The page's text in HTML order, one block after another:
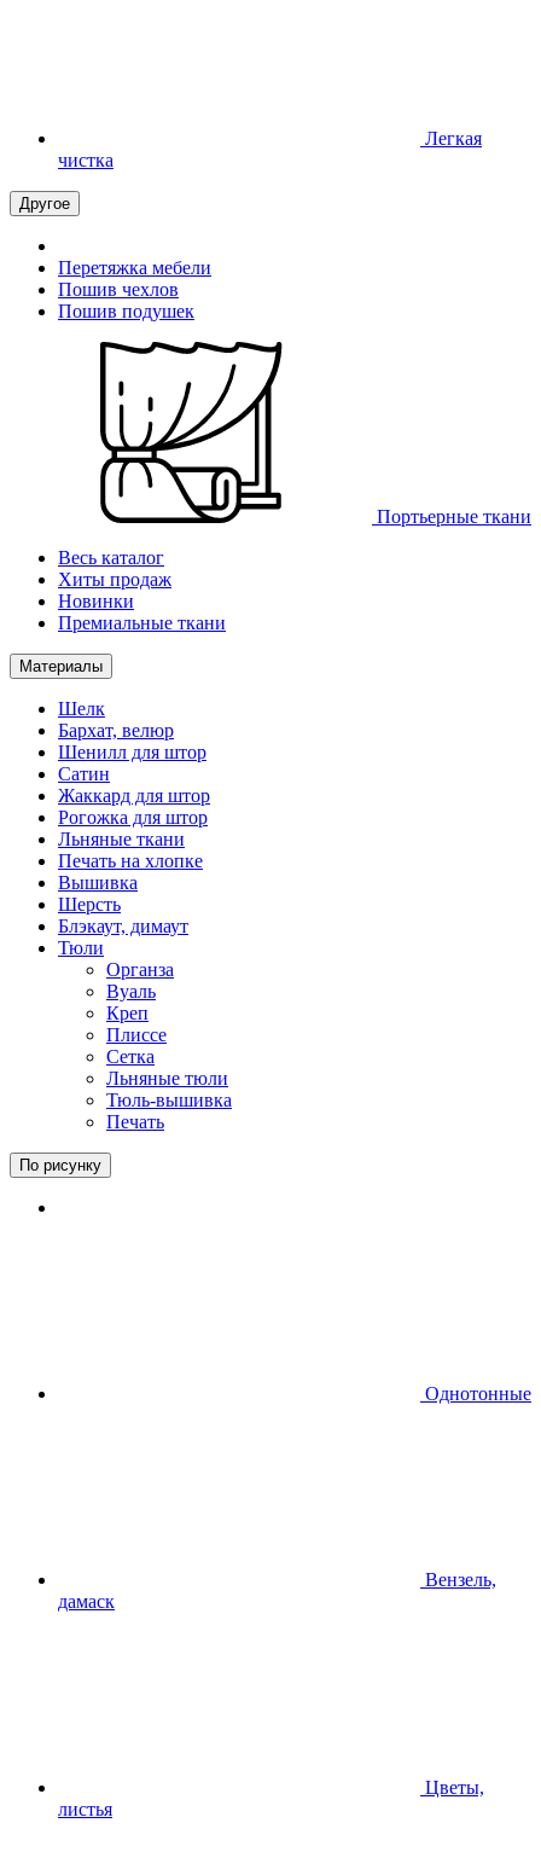
Легкая
чистка
Другое
Перетяжка мебели
Пошив чехлов
Пошив подушек
Портьерные ткани
Весь каталог
Хиты продаж
Новинки
Премиальные ткани
Материалы
Шелк
Бархат, велюр
Шенилл для штор
Сатин
Жаккард для штор
Рогожка для штор
Льняные ткани
Печать на хлопке
Вышивка
Шерсть
Блэкаут, димаут
Тюли
Органза
Вуаль
Креп
Плиссе
Сетка
Льняные тюли
Тюль-вышивка
Печать
По рисунку
Однотонные
Вензель,
дамаск
Цветы,
листья